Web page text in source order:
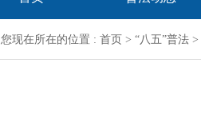
您现在所在的位置 : 首页 > “八五”普法 >